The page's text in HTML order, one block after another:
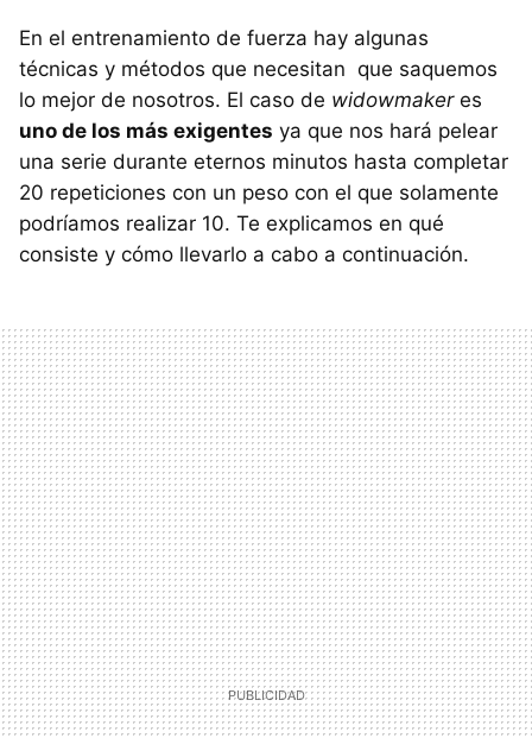
En el entrenamiento de fuerza hay algunas
técnicas y métodos que necesitan que saquemos
lo mejor de nosotros. El caso de widowmaker es
uno de los más exigentes ya que nos hará pelear
una serie durante eternos minutos hasta completar
20 repeticiones con un peso con el que solamente
podríamos realizar 10. Te explicamos en qué
consiste y cómo llevarlo a cabo a continuación.